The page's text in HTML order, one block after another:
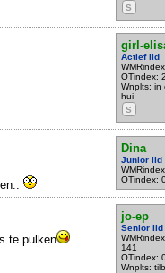
S
girl-
Actief lid
OTindex:
Wnplts: in
hui
S
Dina
Junior lid
OTindex:
jo-ep
Senior lid
141
OTindex:
Wnplts:
te pulken